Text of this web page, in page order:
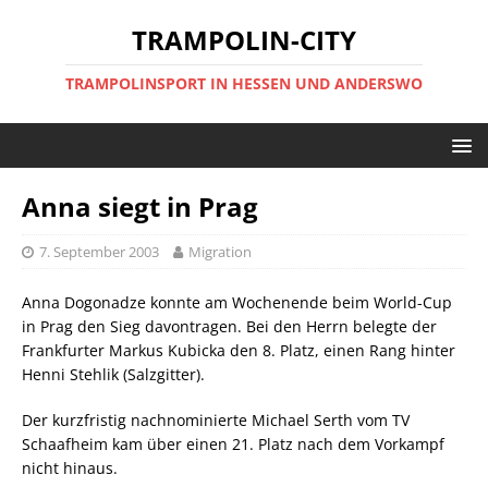
TRAMPOLIN-CITY
TRAMPOLINSPORT IN HESSEN UND ANDERSWO
Anna siegt in Prag
7. September 2003 Migration
Anna Dogonadze konnte am Wochenende beim World-Cup
in Prag den Sieg davontragen. Bei den Herrn belegte der
Frankfurter Markus Kubicka den 8. Platz, einen Rang hinter
Henni Stehlik (Salzgitter).
Der kurzfristig nachnominierte Michael Serth vom TV
Schaafheim kam über einen 21. Platz nach dem Vorkampf
nicht hinaus.